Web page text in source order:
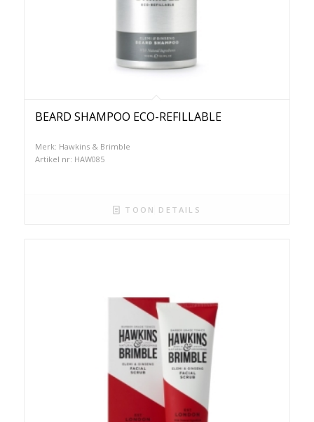
BEARD SHAMPOO ECO-REFILLABLE
Merk: Hawkins & Brimble
Artikel nr: HAW085
TOON DETAILS